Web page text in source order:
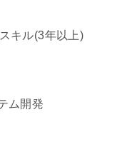
キル(3年以上)
ム開発